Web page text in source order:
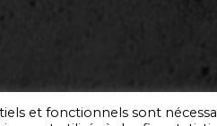
et fonctionnels sont